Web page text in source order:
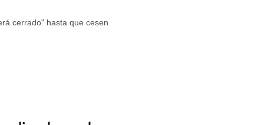
cerrado" hasta que cesen